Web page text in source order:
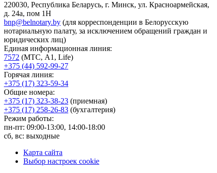
220030, Республика Беларусь, г. Минск, ул. Красноармейская,
д. 24а, пом 1Н
bnp@belnotary.by (для корреспонденции в Белорусскую
нотариальную палату, за исключением обращений граждан и
юридических лиц)
Единая информационная линия:
7572 (МТС, A1, Life)
+375 (44) 592-99-27
Горячая линия:
+375 (17) 323-59-34
Общие номера:
+375 (17) 323-38-23 (приемная)
+375 (17) 258-26-83 (бухгалтерия)
Режим работы:
пн-пт: 09:00-13:00, 14:00-18:00
сб, вс: выходные
Карта сайта
Выбор настроек cookie